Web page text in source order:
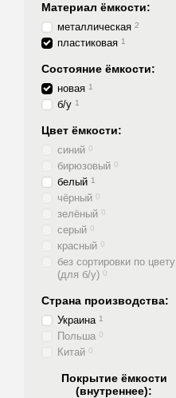
Материал ёмкости:
металлическая 2
пластиковая 1
Состояние ёмкости:
новая 1
б/у 1
Цвет ёмкости:
синий 0
бирюзовый 0
белый 1
чёрный 0
зелёный 0
серый 0
красный 0
без сортировки по цвету
(для б/у) 0
Страна производства:
Украина 1
Польша 0
Китай 0
Покрытие ёмкости
(внутреннее):